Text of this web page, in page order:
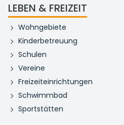
LEBEN & FREIZEIT
Wohngebiete
Kinderbetreuung
Schulen
Vereine
Freizeiteinrichtungen
Schwimmbad
Sportstätten